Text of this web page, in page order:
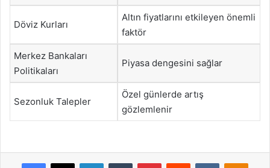
Döviz Kurları
Altın fiyatlarını etkileyen önemli
faktör
Merkez Bankaları
Politikaları
Piyasa dengesini sağlar
Sezonluk Talepler
Özel günlerde artış
gözlemlenir
Facebook
X LinkedInTumblr PinterestReddit VKontakte